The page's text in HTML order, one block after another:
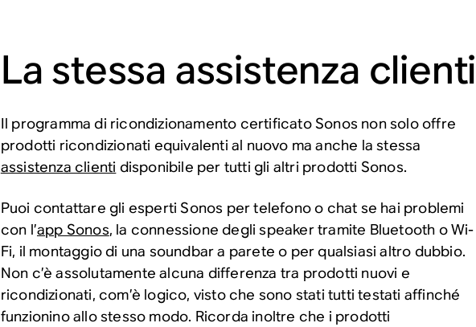
La stessa assistenza clienti
Il programma di ricondizionamento certificato Sonos non solo offre
prodotti ricondizionati equivalenti al nuovo ma anche la stessa
assistenza clienti disponibile per tutti gli altri prodotti Sonos.
Puoi contattare gli esperti Sonos per telefono o chat se hai problemi
con l’app Sonos, la connessione degli speaker tramite Bluetooth o Wi-
Fi, il montaggio di una soundbar a parete o per qualsiasi altro dubbio.
Non c’è assolutamente alcuna differenza tra prodotti nuovi e
ricondizionati, com’è logico, visto che sono stati tutti testati affinché
funzionino allo stesso modo. Ricorda inoltre che i prodotti